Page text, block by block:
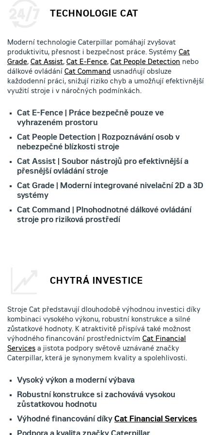
TECHNOLOGIE CAT
Moderní technologie Caterpillar pomáhají zvyšovat
produktivitu, přesnost i bezpečnost práce. Systémy Cat
Grade, Cat Assist, Cat E-Fence, Cat People Detection nebo
dálkové ovládání Cat Command usnadňují obsluze
každodenní práci, snižují riziko chyb a umožňují efektivnější
využití stroje i v náročných podmínkách.
Cat E-Fence | Práce bezpečně pouze ve
vyhrazeném prostoru
Cat People Detection | Rozpoznávání osob v
nebezpečné blízkosti stroje
Cat Assist | Soubor nástrojů pro efektivnější a
přesnější ovládání stroje
Cat Grade | Moderní integrované nivelační 2D a 3D
systémy
Cat Command | Plnohodnotné dálkové ovládání
stroje pro riziková prostředí
CHYTRÁ INVESTICE
Stroje Cat představují dlouhodobě výhodnou investici díky
kombinaci vysokého výkonu, robustní konstrukce a silné
zůstatkové hodnoty. K atraktivitě přispívá také možnost
výhodného financování prostřednictvím Cat Financial
Services a jistota podpory světově uznávané značky
Caterpillar, která je synonymem kvality a spolehlivosti.
Vysoký výkon a moderní výbava
Robustní konstrukce si zachovává vysokou
zůstatkovou hodnotu
Výhodné financování díky Cat Financial Services